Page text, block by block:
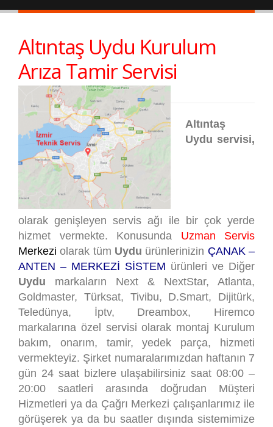
Altıntaş Uydu Kurulum
Arıza Tamir Servisi
Altıntaş
Uydu servisi,
olarak genişleyen servis ağı ile bir çok yerde
hizmet vermekte. Konusunda Uzman Servis
Merkezi olarak tüm Uydu ürünlerinizin ÇANAK –
ANTEN – MERKEZİ SİSTEM ürünleri ve Diğer
Uydu markaların Next & NextStar, Atlanta,
Goldmaster, Türksat, Tivibu, D.Smart, Dijitürk,
Teledünya, İptv, Dreambox, Hiremco
markalarına özel servisi olarak montaj Kurulum
bakım, onarım, tamir, yedek parça, hizmeti
vermekteyiz. Şirket numaralarımızdan haftanın 7
gün 24 saat bizlere ulaşabilirsiniz saat 08:00 –
20:00 saatleri arasında doğrudan Müşteri
Hizmetleri ya da Çağrı Merkezi çalışanlarımız ile
görüşerek ya da bu saatler dışında sistemimize